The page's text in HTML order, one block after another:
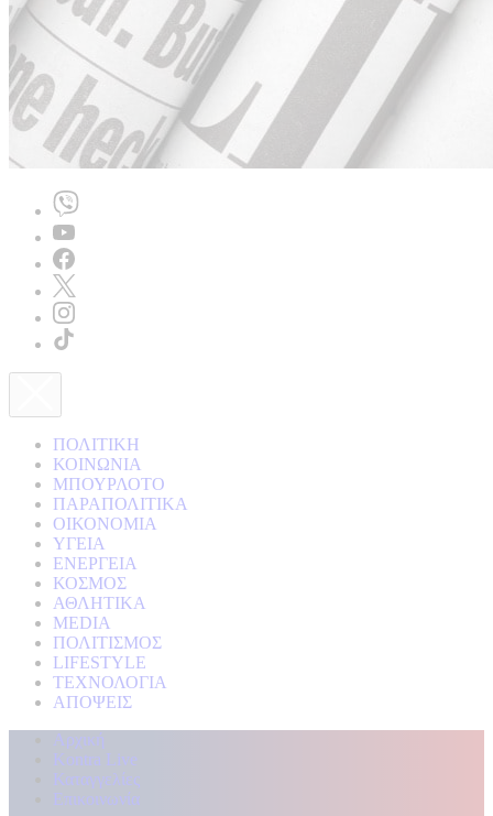
ΠΟΛΙΤΙΚΗ
ΚΟΙΝΩΝΙΑ
ΜΠΟΥΡΛΟΤΟ
ΠΑΡΑΠΟΛΙΤΙΚΑ
ΟΙΚΟΝΟΜΙΑ
ΥΓΕΙΑ
ΕΝΕΡΓΕΙΑ
ΚΟΣΜΟΣ
ΑΘΛΗΤΙΚΑ
MEDIA
ΠΟΛΙΤΙΣΜΟΣ
LIFESTYLE
ΤΕΧΝΟΛΟΓΙΑ
ΑΠΟΨΕΙΣ
Αρχική
Kontra Live
Καταγγελίες
Επικοινωνία